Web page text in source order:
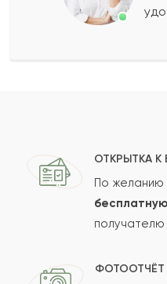
Ваш e-mail
Отзыв
ОТКРЫТКА К
По желанию
ФОТООТЧЁТ